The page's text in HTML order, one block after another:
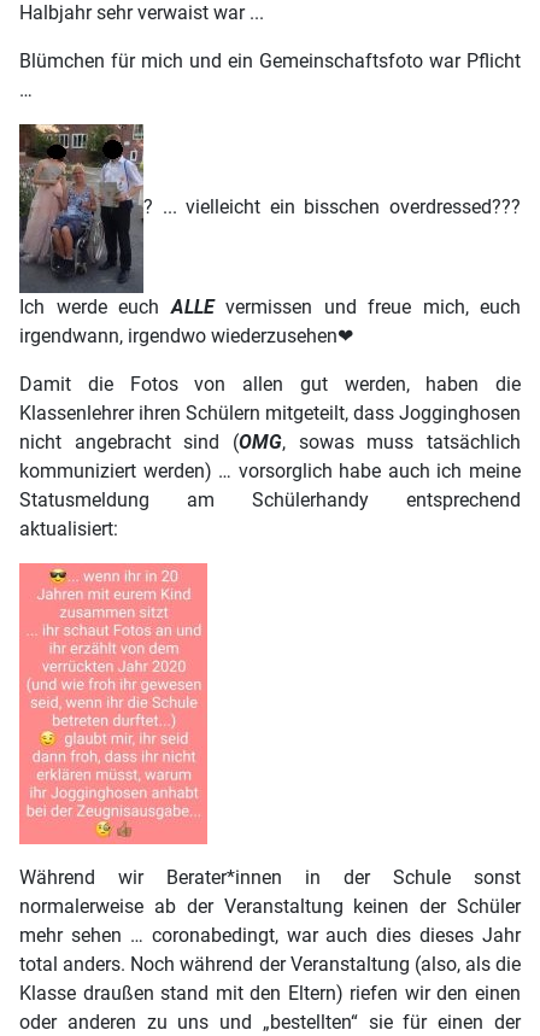
Halbjahr sehr verwaist war ...
Blümchen für mich und ein Gemeinschaftsfoto war Pflicht
…
? ... vielleicht ein bisschen overdressed???
Ich werde euchALLE vermissen und freue mich, euch
irgendwann, irgendwo wiederzusehen❤
Damit die Fotos von allen gut werden, haben die
Klassenlehrer ihren Schülern mitgeteilt, dass Jogginghosen
nicht angebracht sind (OMG, sowas muss tatsächlich
kommuniziert werden) … vorsorglich habe auch ich meine
Statusmeldung am Schülerhandy entsprechend
aktualisiert:
Während wir Berater*innen in der Schule sonst
normalerweise ab der Veranstaltung keinen der Schüler
mehr sehen … coronabedingt, war auch dies dieses Jahr
total anders. Noch während der Veranstaltung (also, als die
Klasse draußen stand mit den Eltern) riefen wir den einen
oder anderen zu uns und „bestellten“ sie für einen der